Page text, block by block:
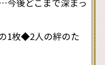
1枚◆2人の絆のた